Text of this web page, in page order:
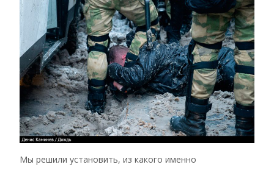
Мы решили установить, из какого именно